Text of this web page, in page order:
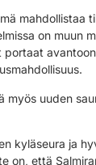
mahdollistaa
on muun
portaat
myös uuden
kyläseura ja
on, että